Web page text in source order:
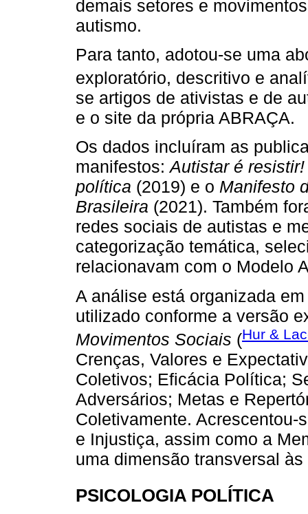
demais setores e
autismo.
Para tanto, adotou-se uma
exploratório, descritivo e
se artigos de ativistas e de
e o site da própria ABRAÇA.
Os dados incluíram as
manifestos:Autistar é
política (2019) e o Manifesto
Brasileira (2021). Também
redes sociais de autistas e
categorização temática,
relacionavam com o Modelo
A análise está organizada
utilizado conforme a versão
Movimentos Sociais (Hur &
Crenças, Valores e
Coletivos; Eficácia Política;
Adversários; Metas e
Coletivamente.
e Injustiça, assim como a
uma dimensão transversal
PSICOLOGIA POLÍTICA